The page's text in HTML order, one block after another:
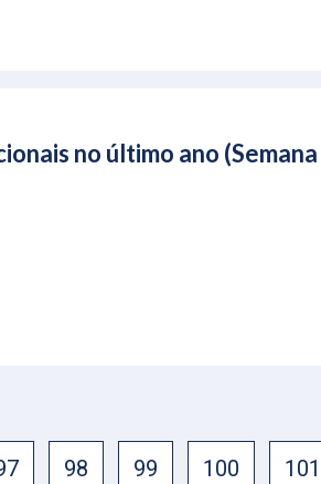
no último ano
98 99 100 101